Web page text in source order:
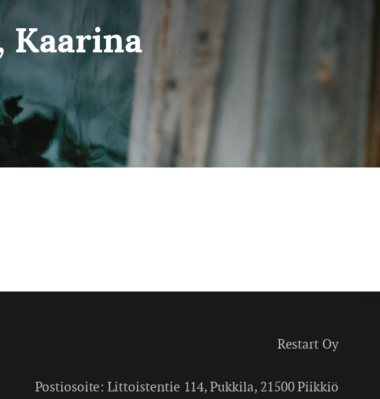
Kaarina
Restart Oy
Postiosoite: Littoistentie 114, Pukkila, 21500 Piikkiö